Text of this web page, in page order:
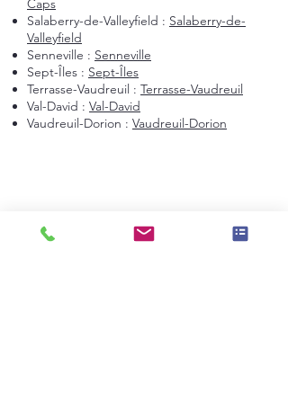
Caps
Salaberry-de-Valleyfield : Salaberry-de-
Valleyfield
Senneville : Senneville
Sept-Îles : Sept-Îles
Terrasse-Vaudreuil : Terrasse-Vaudreuil
Val-David : Val-David
Vaudreuil-Dorion : Vaudreuil-Dorion
Montréal et environs
Montréal